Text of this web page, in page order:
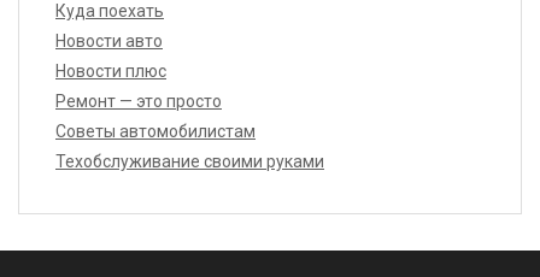
Куда поехать
Новости авто
Новости плюс
Ремонт — это просто
Советы автомобилистам
Техобслуживание своими руками